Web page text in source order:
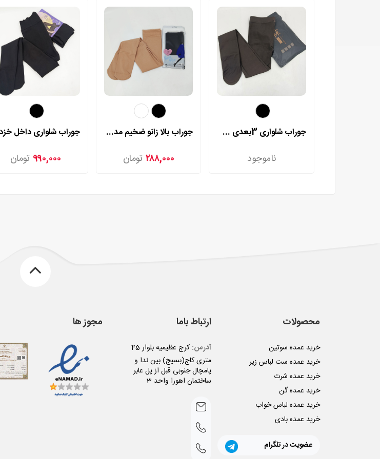
جوراب شلواری 3بعدی چهار فصل وارداتی مدل 553
ناموجود
جوراب بالا زانو ضخیم مدل 7165
۲۸۸,۰۰۰ تومان ۹۹۰,۰۰۰ تومان
محصولات
خرید عمده سوتین
خرید عمده ست لباس زیر
خرید عمده شرت
خرید عمده گن
خرید عمده لباس خواب
خرید عمده بادی
عضویت در تلگرام
ارتباط باما
آدرس:
کرج عظیمیه بلوار 45
متری کاج(بسیج) بین ندا و
پامچال جنوبی قبل از پل عابر
ساختمان اهورا واحد 3
مجوز ها